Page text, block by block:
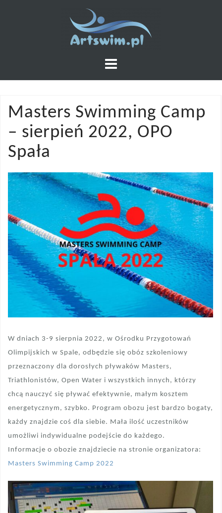
Masters Swimming Camp
– sierpień 2022, OPO
Spała
W dniach 3-9 sierpnia 2022, w Ośrodku Przygotowań
Olimpijskich w Spale, odbędzie się obóz szkoleniowy
przeznaczony dla dorosłych pływaków Masters,
Triathlonistów, Open Water i wszystkich innych, którzy
chcą nauczyć się pływać efektywnie, małym kosztem
energetycznym, szybko. Program obozu jest bardzo bogaty,
każdy znajdzie coś dla siebie. Mała ilość uczestników
umożliwi indywidualne podejście do każdego.
Informacje o obozie znajdziecie na stronie organizatora:
Masters Swimming Camp 2022